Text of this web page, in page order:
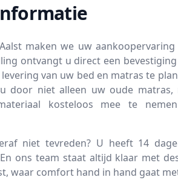
maken we uw
ontvangt u direct een
van uw bed en matras te
door niet alleen uw oude matras,
kosteloos mee te
niet tevreden? U heeft 14
ons team staat altijd klaar met
waar comfort hand in hand gaat